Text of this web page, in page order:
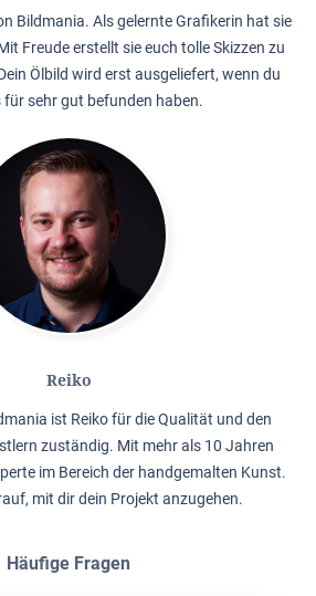
Bildmania. Als gelernte Grafikerin hat sie
Freude erstellt sie euch tolle Skizzen zu
Ölbild wird erst ausgeliefert, wenn du
für sehr gut befunden haben.
Reiko
ist Reiko für die Qualität und den
zuständig. Mit mehr als 10 Jahren
im Bereich der handgemalten Kunst.
mit dir dein Projekt anzugehen.
Häufige Fragen